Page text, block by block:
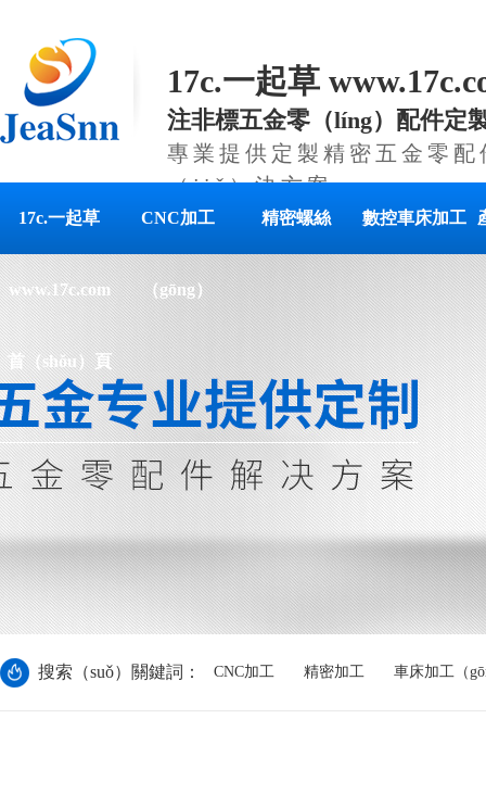
17c.一起草
注非標五金零（líng）配件定
專業提供定製精密五金零
（jiě）決方案
17c.一起草
www.17c.com
首（shǒu）頁
CNC加工
（gōng）
精密螺絲 數控車床加工
搜索（suǒ）關鍵詞： CNC加工 精密加工 車床加工（